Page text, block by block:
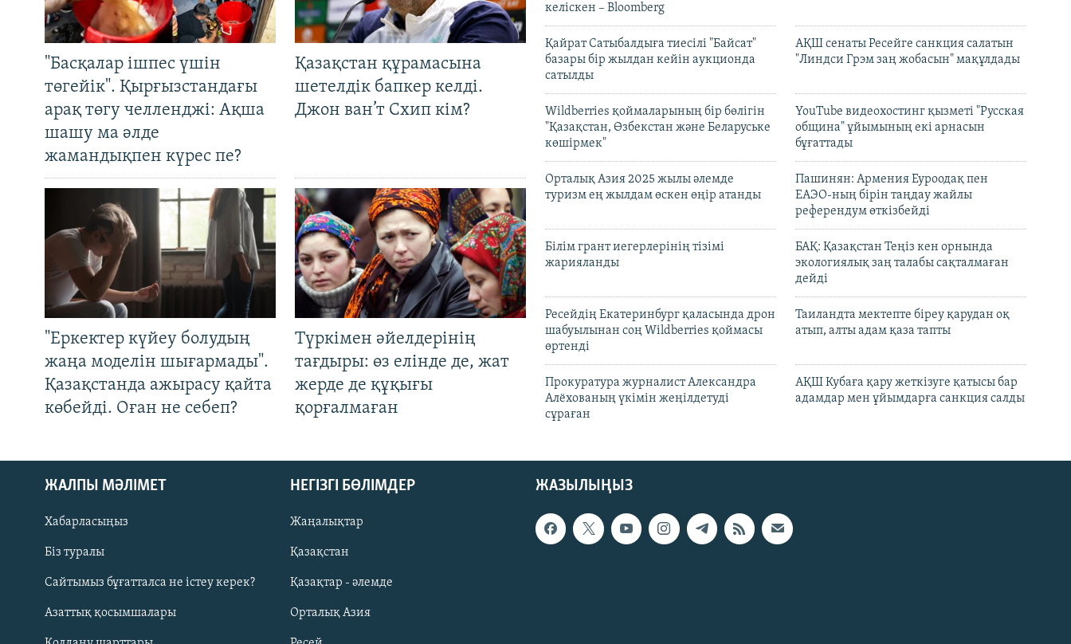
Русский
ЖАЗЫЛЫҢЫЗ
"Басқалар ішпес үшін
төгейік". Қырғызстандағы
арақ төгу челленджі: Ақша
шашу ма әлде
жамандықпен күрес пе?
Қазақстан құрамасына
шетелдік бапкер келді.
Джон ван’т Схип кім?
"Еркектер күйеу болудың
жаңа моделін шығармады".
Қазақстанда ажырасу қайта
көбейді. Оған не себеп?
Түркімен әйелдерінің
тағдыры: өз елінде де, жат
жерде де құқығы
қорғалмаған
келіскен – Bloomberg
Қайрат Сатыбалдыға тиесілі "Байсат"
базары бір жылдан кейін аукционда
сатылды
АҚШ сенаты Ресейге санкция салатын
"Линдси Грэм заң жобасын" мақұлдады
Wildberries қоймаларының бір бөлігін
"Қазақстан, Өзбекстан және Беларуське
көшірмек"
YouTube видеохостинг қызметі "Русская
община" ұйымының екі арнасын
бұғаттады
Орталық Азия 2025 жылы әлемде
туризм ең жылдам өскен өңір атанды
Пашинян: Армения Еуроодақ пен
ЕАЭО-ның бірін таңдау жайлы
референдум өткізбейді
Білім грант иегерлерінің тізімі
жарияланды
БАҚ: Қазақстан Теңіз кен орнында
экологиялық заң талабы сақталмаған
дейді
Ресейдің Екатеринбург қаласында дрон
шабуылынан соң Wildberries қоймасы
өртенді
Таиландта мектепте біреу қарудан оқ
атып, алты адам қаза тапты
Прокуратура журналист Александра
Алёхованың үкімін жеңілдетуді
сұраған
АҚШ Кубаға қару жеткізуге қатысы бар
адамдар мен ұйымдарға санкция салды
ЖАЗЫЛЫҢЫЗ
ЖАЛПЫ МӘЛІМЕТ
Хабарласыңыз
Біз туралы
Сайтымыз бұғатталса не істеу керек?
Азаттық қосымшалары
НЕГІЗГІ БӨЛІМДЕР
Жаңалықтар
Қазақстан
Қазақтар - әлемде
Орталық Азия